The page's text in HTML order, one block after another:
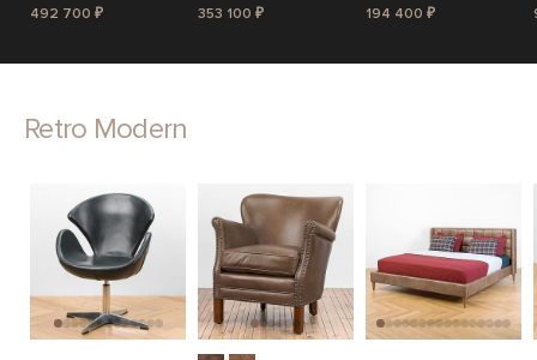
492 700 ₽
353 100 ₽
194 400 ₽
Retro Modern